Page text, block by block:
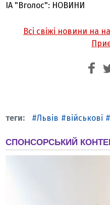
ІА "Вголос": НОВИНИ
Всі свіжі новини на
Львів військові